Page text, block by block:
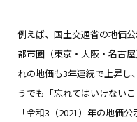
例えば、国土交通省の地価
都市圏（東京・大阪・名古
れの地価も3年連続で上昇し
うでも「忘れてはいけない
「令和3（2021）年の地価